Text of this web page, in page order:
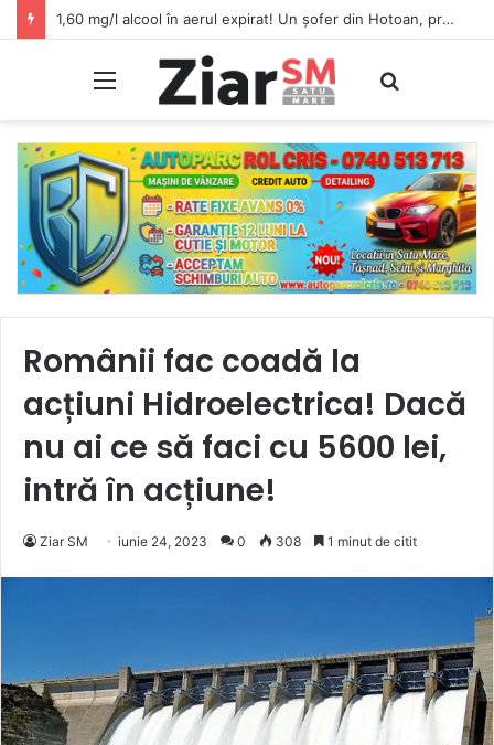
1,60 mg/l alcool în aerul expirat! Un șofer din Hotoan, prins beat criță la volan
Meniu
Românii fac coadă la
acțiuni Hidroelectrica! Dacă
nu ai ce să faci cu 5600 lei,
intră în acțiune!
Ziar SM iunie 24, 2023 0 308 1 minut de citit